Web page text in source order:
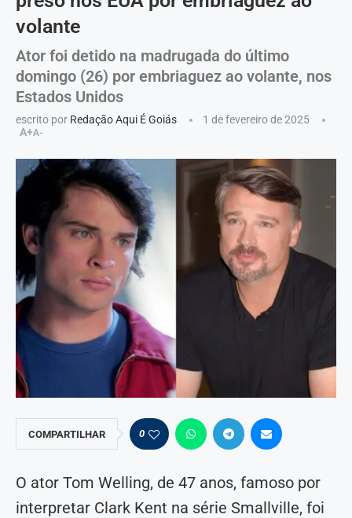
volante
Ator foi detido na madrugada do último
domingo (26) por embriaguez ao volante, nos
Estados Unidos
escrito por Redação Aqui É Goiás
1 de fevereiro de 2025
A+A-
COMPARTILHAR 0
O ator Tom Welling, de 47 anos, famoso por
interpretar Clark Kent na série Smallville, foi